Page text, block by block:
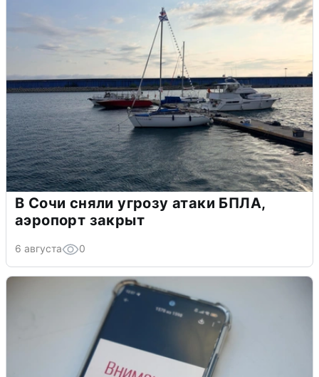
В Сочи сняли угрозу атаки БПЛА,
аэропорт закрыт
6 августа 0